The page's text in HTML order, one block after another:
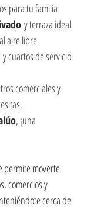
para tu familia
y terraza ideal
aire libre
y cuartos de servicio
comerciales y
, ¡una
permite moverte
comercios y
cerca de